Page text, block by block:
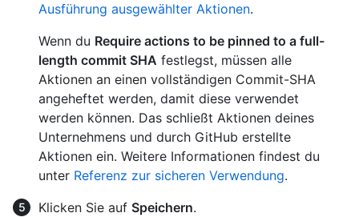
Ausführung ausgewählter Aktionen.
Wenn du Require actions to be pinned to a full-
length commit SHA festlegst, müssen alle
Aktionen an einen vollständigen Commit-SHA
angeheftet werden, damit diese verwendet
werden können. Das schließt Aktionen deines
Unternehmens und durch GitHub erstellte
Aktionen ein. Weitere Informationen findest du
unter Referenz zur sicheren Verwendung.
Klicken Sie auf Speichern.